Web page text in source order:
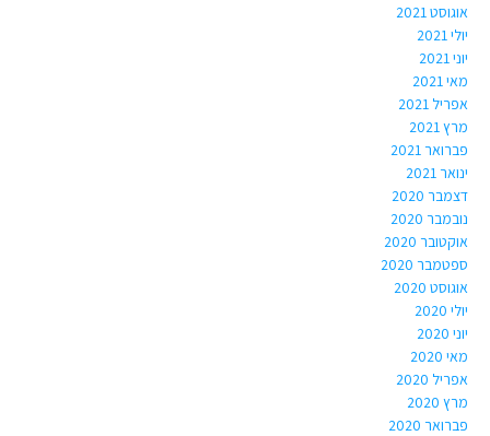
אוגוסט 2021
יולי 2021
יוני 2021
מאי 2021
אפריל 2021
מרץ 2021
פברואר 2021
ינואר 2021
דצמבר 2020
נובמבר 2020
אוקטובר 2020
ספטמבר 2020
אוגוסט 2020
יולי 2020
יוני 2020
מאי 2020
אפריל 2020
מרץ 2020
פברואר 2020